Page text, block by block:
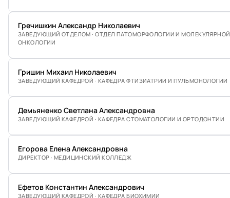
Гречишкин Александр Николаевич
ЗАВЕДУЮЩИЙ ОТДЕЛОМ · ОТДЕЛ ПАТОМОРФОЛОГИИ И МОЛЕКУЛЯРНОЙ
ОНКОЛОГИИ
Гришин Михаил Николаевич
ЗАВЕДУЮЩИЙ КАФЕДРОЙ · КАФЕДРА ФТИЗИАТРИИ И ПУЛЬМОНОЛОГИИ
Демьяненко Светлана Александровна
ЗАВЕДУЮЩИЙ КАФЕДРОЙ · КАФЕДРА СТОМАТОЛОГИИ И ОРТОДОНТИИ
Егорова Елена Александровна
ДИРЕКТОР · МЕДИЦИНСКИЙ КОЛЛЕДЖ
Ефетов Константин Александрович
ЗАВЕДУЮЩИЙ КАФЕДРОЙ · КАФЕДРА БИОХИМИИ